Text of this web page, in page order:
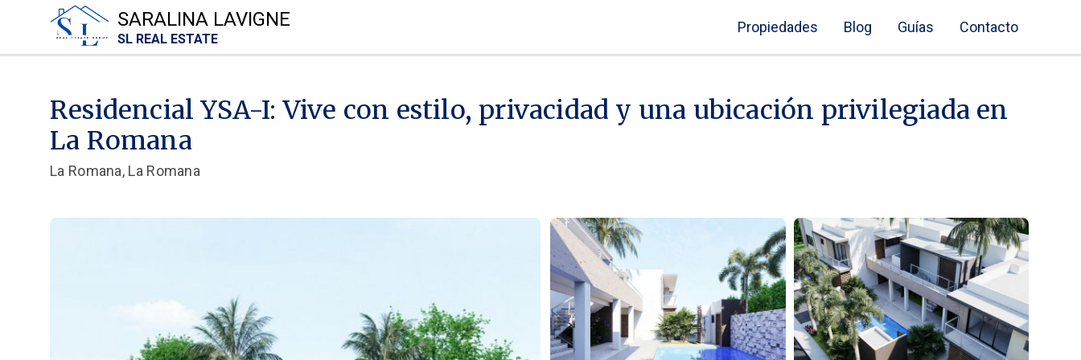
SARALINA LAVIGNE
SL REAL ESTATE
Propiedades Blog Guías Contacto
Residencial YSA-I: Vive con estilo, privacidad y una ubicación privilegiada en
La Romana
La Romana, La Romana